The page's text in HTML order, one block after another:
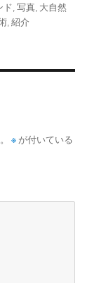
ド ,写真 大自然
,紹介
※ が付いている